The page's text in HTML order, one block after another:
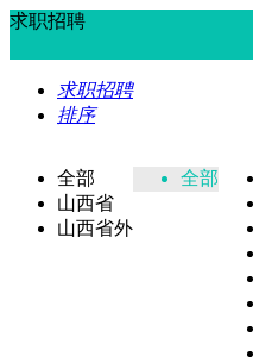
求职招聘
求职招聘
排序
全部
山西省
山西省外
全部